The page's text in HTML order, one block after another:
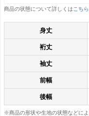
商品の状態について詳しくは こちら
身丈
裄丈
袖丈
前幅
後幅
※商品の形状や生地の状態などに